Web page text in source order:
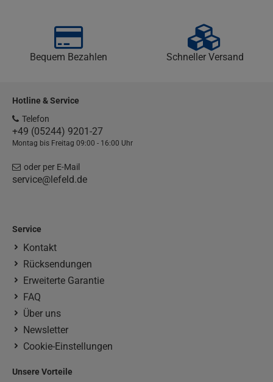
Bequem Bezahlen Schneller Versand
Hotline & Service
Telefon
+49 (05244) 9201-27
Montag bis Freitag 09:00 - 16:00 Uhr
oder per E-Mail
service@lefeld.de
Service
Kontakt
Rücksendungen
Erweiterte Garantie
FAQ
Über uns
Newsletter
Cookie-Einstellungen
Unsere Vorteile